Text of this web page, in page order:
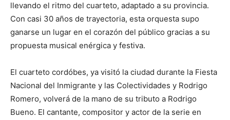
llevando el ritmo del cuarteto, adaptado a su provincia.
Con casi 30 años de trayectoria, esta orquesta supo
ganarse un lugar en el corazón del público gracias a su
propuesta musical enérgica y festiva.
El cuarteto cordóbes, ya visitó la ciudad durante la Fiesta
Nacional del Inmigrante y las Colectividades y Rodrigo
Romero, volverá de la mano de su tributo a Rodrigo
Bueno. El cantante, compositor y actor de la serie en